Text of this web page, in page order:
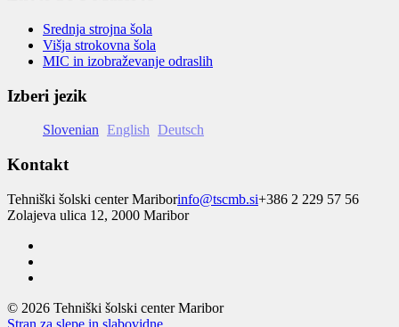
Srednja strojna šola
Višja strokovna šola
MIC in izobraževanje odraslih
Izberi jezik
Slovenian English Deutsch
Kontakt
Tehniški šolski center Mariborinfo@tscmb.si+386 2 229 57 56
Zolajeva ulica 12, 2000 Maribor
© 2026 Tehniški šolski center Maribor
Stran za slepe in slabovidne